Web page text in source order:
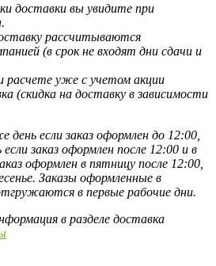
доставки вы увидите при
рассчитываются
(в срок не входят дни сдачи и
расчете уже с учетом акции
(скидка на доставку в зависимости
если заказ оформлен до 12:00,
заказ оформлен после 12:00 и в
оформлен в пятницу после 12:00,
Заказы оформленные в
в первые рабочие дни.
в разделе доставка